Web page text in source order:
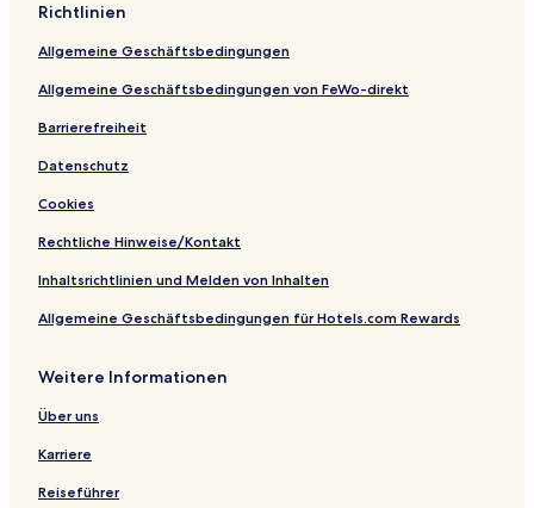
Richtlinien
Allgemeine Geschäftsbedingungen
Allgemeine Geschäftsbedingungen von FeWo-direkt
Barrierefreiheit
Datenschutz
Cookies
Rechtliche Hinweise/Kontakt
Inhaltsrichtlinien und Melden von Inhalten
Allgemeine Geschäftsbedingungen für Hotels.com Rewards
Weitere Informationen
Über uns
Karriere
Reiseführer